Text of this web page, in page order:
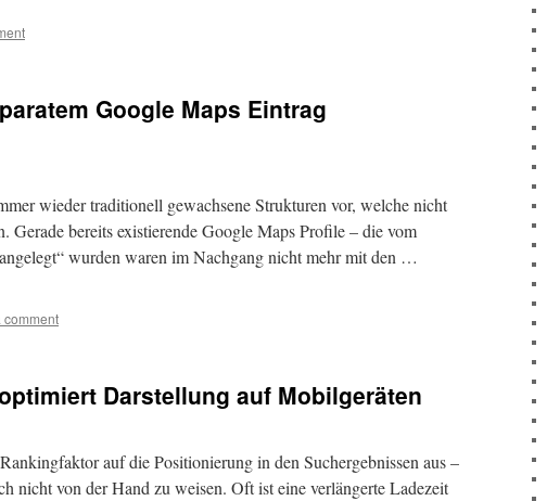
Google Maps Eintrag
wieder traditionell gewachsene Strukturen vor, welche nicht
Gerade bereits existierende Google Maps Profile – die vom
wurden waren im Nachgang nicht mehr mit den …
comment
Darstellung auf Mobilgeräten
auf die Positionierung in den Suchergebnissen aus –
nicht von der Hand zu weisen. Oft ist eine verlängerte Ladezeit